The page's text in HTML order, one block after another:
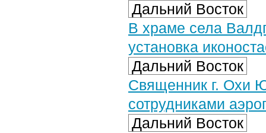
Дальний Восток
В храме села
установка
Дальний Восток
Священник г. Охи
сотрудниками
Дальний Восток